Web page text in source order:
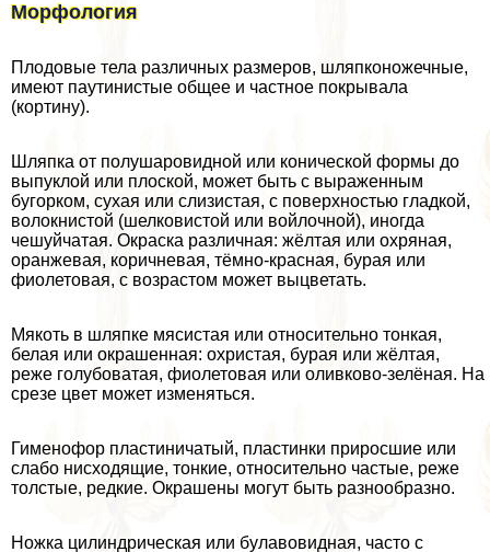
Морфология
Плодовые тела различных размеров, шляпконожечные,
имеют паутинистые общее и частное покрывала
(кортину).
Шляпка от полушаровидной или конической формы до
выпуклой или плоской, может быть с выраженным
бугорком, сухая или слизистая, с поверхностью гладкой,
волокнистой (шелковистой или войлочной), иногда
чешуйчатая. Окраска различная: жёлтая или охряная,
оранжевая, коричневая, тёмно-красная, бурая или
фиолетовая, с возрастом может выцветать.
Мякоть в шляпке мясистая или относительно тонкая,
белая или окрашенная: охристая, бурая или жёлтая,
реже гoлyбоватая, фиолетовая или оливково-зелёная. На
срезе цвет может изменяться.
Гименофор пластиничатый, пластинки приросшие или
слабо нисходящие, тонкие, относительно частые, реже
толстые, редкие. Окрашены могут быть разнообразно.
Ножка цилиндрическая или булавовидная, часто с